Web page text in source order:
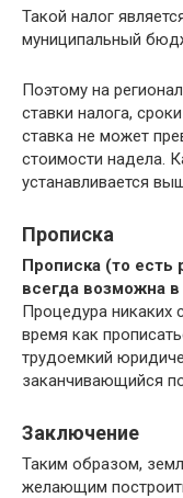
Такой налог
муниципальный
Поэтому на
ставки налога,
ставка не может
стоимости надела.
устанавливается
Прописка
Прописка (то есть
всегда возможна
Процедура никаких
время как
трудоемкий
заканчивающийся
Заключение
Таким образом,
желающим